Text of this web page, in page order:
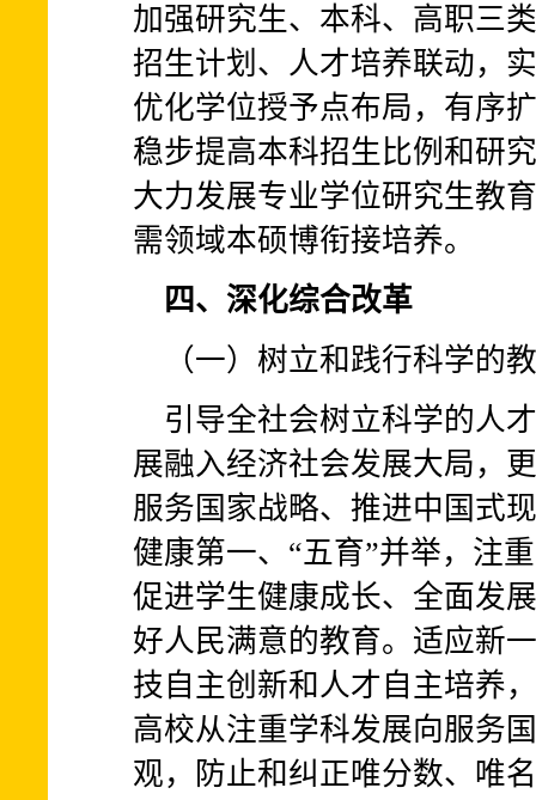
加强研究生、本科、高职三
招生计划、人才培养联动，
优化学位授予点布局，有序
稳步提高本科招生比例和研
大力发展专业学位研究生教
需领域本硕博衔接培养。
四、深化综合改革
（一）树立和践行科学的
引导全社会树立科学的人
展融入经济社会发展大局，
服务国家战略、推进中国式
健康第一、“五育”并举，注
促进学生健康成长、全面发
好人民满意的教育。适应新
技自主创新和人才自主培养
高校从注重学科发展向服务
观，防止和纠正唯分数、唯